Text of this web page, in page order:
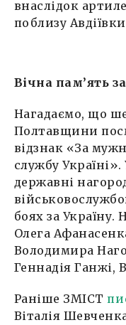
внаслідок
поблизу
Вічна пам’ять
Нагадаємо, що
Полтавщини
відзнак «За
службу
державні
боях за
Олега
Володимира
Геннадія Ганжі,
Раніше ЗМІСТ
Віталія